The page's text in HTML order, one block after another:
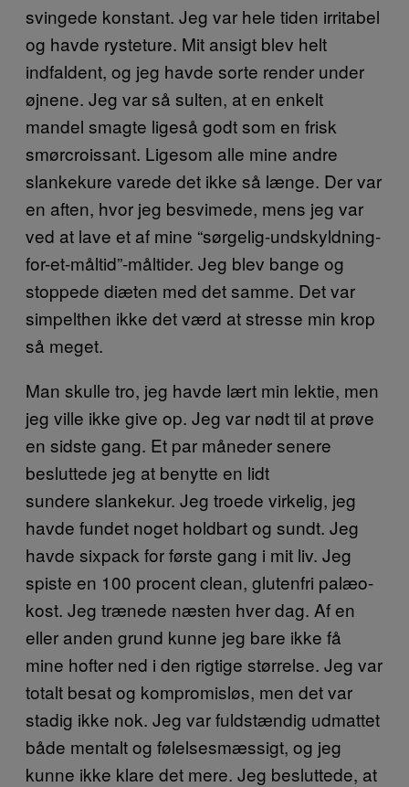
svingede konstant. Jeg var hele tiden irritabel
og havde rysteture. Mit ansigt blev helt
indfaldent, og jeg havde sorte render under
øjnene. Jeg var så sulten, at en enkelt
mandel smagte ligeså godt som en frisk
smørcroissant. Ligesom alle mine andre
slankekure varede det ikke så længe. Der var
en aften, hvor jeg besvimede, mens jeg var
ved at lave et af mine “sørgelig-undskyldning-
for-et-måltid”-måltider. Jeg blev bange og
stoppede diæten med det samme. Det var
simpelthen ikke det værd at stresse min krop
så meget.
Man skulle tro, jeg havde lært min lektie, men
jeg ville ikke give op. Jeg var nødt til at prøve
en sidste gang. Et par måneder senere
besluttede jeg at benytte en lidt
sundere slankekur. Jeg troede virkelig, jeg
havde fundet noget holdbart og sundt. Jeg
havde sixpack for første gang i mit liv. Jeg
spiste en 100 procent clean, glutenfri palæo-
kost. Jeg trænede næsten hver dag. Af en
eller anden grund kunne jeg bare ikke få
mine hofter ned i den rigtige størrelse. Jeg var
totalt besat og kompromisløs, men det var
stadig ikke nok. Jeg var fuldstændig udmattet
både mentalt og følelsesmæssigt, og jeg
kunne ikke klare det mere. Jeg besluttede, at